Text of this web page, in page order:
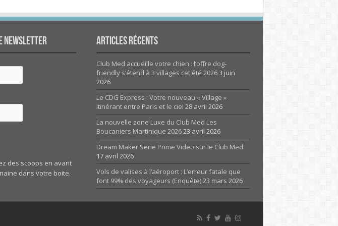
newsletter
des scoops en avant
dans votre boite.
Articles Récents
Club Med accueille votre chien : l’offre dog-
friendly s’étend à 3 villages cet été 20263 juin
2026
Le CDG Express : Votre nouveau « Village »
itinérant entre Paris et le ciel 28 avril 2026
La nouvelle zone Luxe du Club Med Les
Boucaniers Martinique 202623 avril 2026
Dream Maker Serie Prime Video sur le Club Med
17 avril 2026
Vols de valises à l’aéroport : L’erreur fatale que
font 99% des voyageurs (Enquête)23 mars 2026